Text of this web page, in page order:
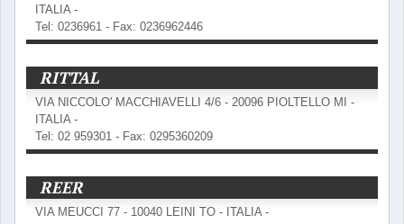
ITALIA -
Tel: 0236961 - Fax: 0236962446
RITTAL
VIA NICCOLO' MACCHIAVELLI 4/6 - 20096 PIOLTELLO MI -
ITALIA -
Tel: 02 959301 - Fax: 0295360209
REER
VIA MEUCCI 77 - 10040 LEINI TO - ITALIA -